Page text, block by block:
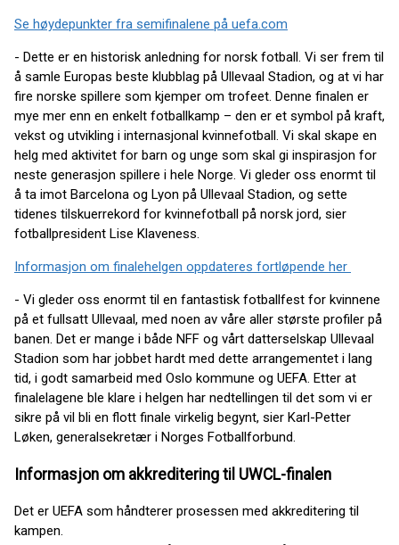
Se høydepunkter fra semifinalene på uefa.com
- Dette er en historisk anledning for norsk fotball. Vi ser frem til
å samle Europas beste klubblag på Ullevaal Stadion, og at vi har
fire norske spillere som kjemper om trofeet. Denne finalen er
mye mer enn en enkelt fotballkamp – den er et symbol på kraft,
vekst og utvikling i internasjonal kvinnefotball. Vi skal skape en
helg med aktivitet for barn og unge som skal gi inspirasjon for
neste generasjon spillere i hele Norge. Vi gleder oss enormt til
å ta imot Barcelona og Lyon på Ullevaal Stadion, og sette
tidenes tilskuerrekord for kvinnefotball på norsk jord, sier
fotballpresident Lise Klaveness.
Informasjon om finalehelgen oppdateres fortløpende her
- Vi gleder oss enormt til en fantastisk fotballfest for kvinnene
på et fullsatt Ullevaal, med noen av våre aller største profiler på
banen. Det er mange i både NFF og vårt datterselskap Ullevaal
Stadion som har jobbet hardt med dette arrangementet i lang
tid, i godt samarbeid med Oslo kommune og UEFA. Etter at
finalelagene ble klare i helgen har nedtellingen til det som vi er
sikre på vil bli en flott finale virkelig begynt, sier Karl-Petter
Løken, generalsekretær i Norges Fotballforbund.
Informasjon om akkreditering til UWCL-finalen
Det er UEFA som håndterer prosessen med akkreditering til
kampen.